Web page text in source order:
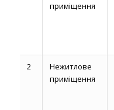
приміщення
2
Нежитлове
приміщення